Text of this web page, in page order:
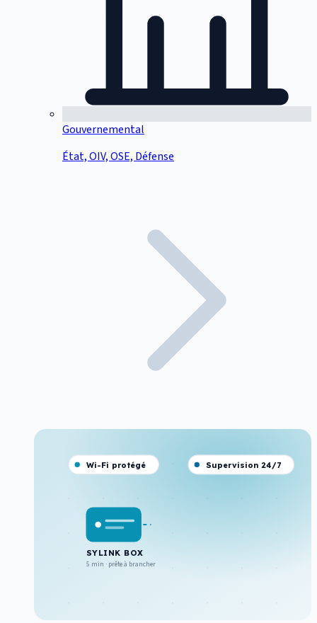
Gouvernemental
État, OIV, OSE, Défense
SYLINK BOX
5 min · prête à brancher
Wi-Fi protégé Supervision 24/7